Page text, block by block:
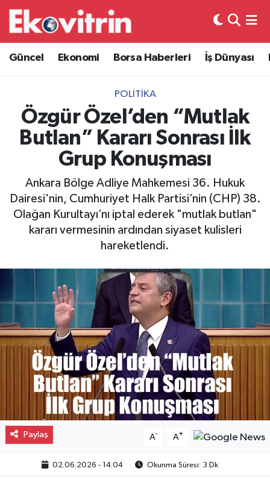
Güncel Ekonomi Borsa Haberleri İş Dünyası
POLITIKA
Özgür Özel’den “Mutlak
Butlan” Kararı Sonrası İlk
Grup Konuşması
Ankara Bölge Adliye Mahkemesi 36. Hukuk
Dairesi'nin, Cumhuriyet Halk Partisi’nin (CHP) 38.
Olağan Kurultayı’nı iptal ederek "mutlak butlan"
kararı vermesinin ardından siyaset kulisleri
hareketlendi.
Paylaş A- A+
02.06.2026 - 14:04 Okunma Süresi: 3 Dk
Güncel
Ekonomi
Borsa Haberleri
İş Dünyası
Lojistik
Otovitrin
Asayiş
Gayrimenkul
Spor
Eğitim
Hava Durumu
Trafik Durumu
Süper Lig Puan Durumu ve Fikstür
Tüm Manşetler
Son Dakika Haberleri
Haber Arşivi